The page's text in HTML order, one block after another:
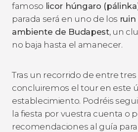
famoso licor húngaro
parada será en uno de los
ambiente de Budapest, un
no baja hasta el amanecer.
Tras un recorrido de entre
concluiremos el tour en este
establecimiento. Podréis
la fiesta por vuestra cuenta o
recomendaciones al guía